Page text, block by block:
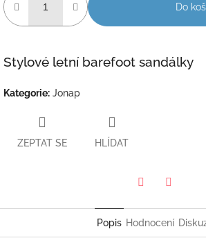
Do
Stylové letní barefoot sandálky
Kategorie: Jonap
ZEPTAT SE HLÍDAT
Popis Hodnocení